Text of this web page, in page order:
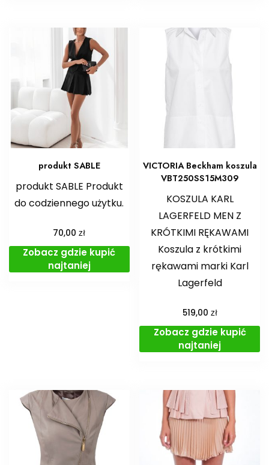
produkt SABLE
produkt SABLE Produkt
do codziennego użytku.
70,00zł
Zobacz gdzie kupić
najtaniej
VICTORIA Beckham koszula
VBT250SS15M309
KOSZULA KARL
LAGERFELD MEN Z
KRÓTKIMI RĘKAWAMI
Koszula z krótkimi
rękawami marki Karl
Lagerfeld
519,00 zł
Zobacz gdzie kupić
najtaniej